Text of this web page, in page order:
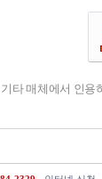
타 매체에서 인